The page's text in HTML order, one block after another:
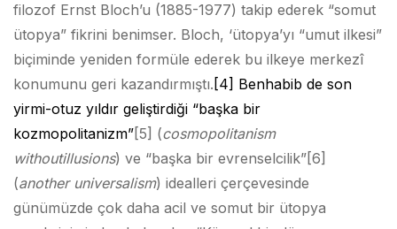
filozof Ernst Bloch’u (1885-1977) takip ederek “somut
ütopya” fikrini benimser. Bloch, ‘ütopya’yı “umut ilkesi”
biçiminde yeniden formüle ederek bu ilkeye merkezî
konumunu geri kazandırmıştı. [4] Benhabib de son
yirmi-otuz yıldır geliştirdiği “başka bir
kozmopolitanizm”[5] (cosmopolitanism
withoutillusions) ve “başka bir evrenselcilik”[6]
(another universalism) idealleri çerçevesinde
günümüzde çok daha acil ve somut bir ütopya